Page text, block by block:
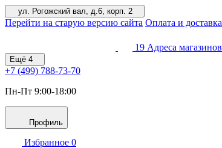
ул. Рогожский вал, д.6, корп. 2
Перейти на старую версию сайта Оплата и доставка
19 Адреса магазинов
Ещё 4
+7 (499) 788-73-70
Пн-Пт 9:00-18:00
Профиль
Избранное 0